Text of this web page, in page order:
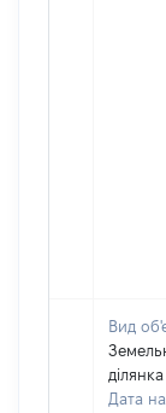
Вид
ділянка
Дата